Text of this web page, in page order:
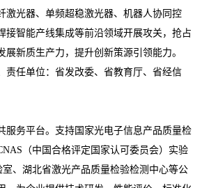
激光器、单频超稳激光器、机器人协同控
接智能产线集成等前沿领域开展攻关，抢占
展新质生产力，提升创新策源引领能力。
责任单位：省发改委、省教育厅、省经信
务平台。支持国家光电子信息产品质量检
（中国合格评定国家认可委员会）实验
室、湖北省激光产品质量检验检测中心等公